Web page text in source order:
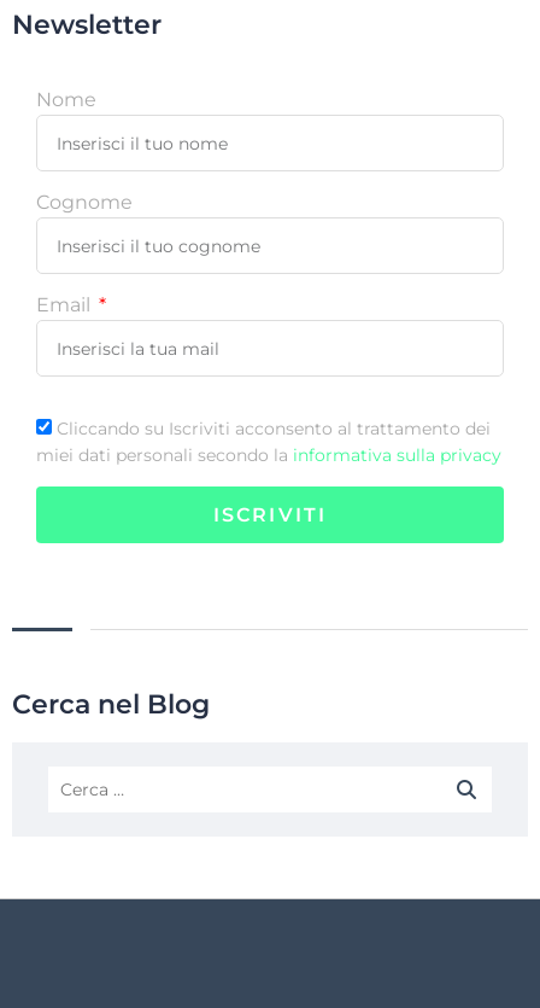
Newsletter
Nome
Cognome
Email
Cliccando su Iscriviti acconsento al trattamento dei
miei dati personali secondo la informativa sulla privacy
ISCRIVITI
Cerca nel Blog